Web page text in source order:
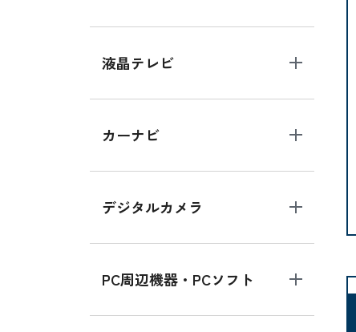
液晶テレビ
カーナビ
デジタルカメラ
PC周辺機器・PCソフト